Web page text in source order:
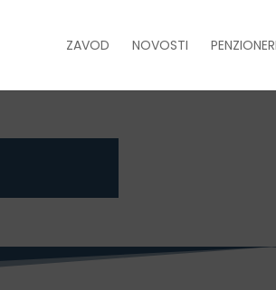
ZAVOD NOVOSTI PENZIONERI